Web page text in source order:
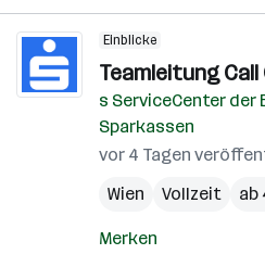
Einblicke
Teamleitung Call
s ServiceCenter der
Sparkassen
vor 4 Tagen
Wien
Vollzeit ab
Merken